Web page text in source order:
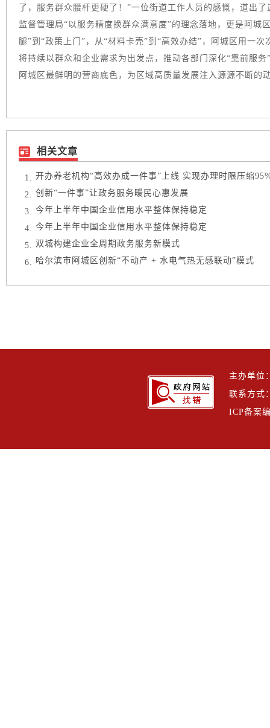
了，服务群众腰杆更硬了！”一位街道工作人员的感慨，道出
监督管理局“以服务精度换群众满意度”的理念落地，更是阿城
腿”到“政策上门”，从“材料卡壳”到“高效办结”，阿城区用一
将持续以群众和企业需求为出发点，推动各部门深化“靠前服
阿城区最鲜明的营商底色，为区域高质量发展注入源源不断的
相关文章
开办养老机构“高效办成一件事”上线 实现办理时限压缩
创新“一件事”让政务服务暖民心惠发展
今年上半年中国企业信用水平整体保持稳定
今年上半年中国企业信用水平整体保持稳定
双城构建企业全周期政务服务新模式
哈尔滨市阿城区创新“不动产 + 水电气热无感联动”模式
主办单位
联系方式
ICP备案